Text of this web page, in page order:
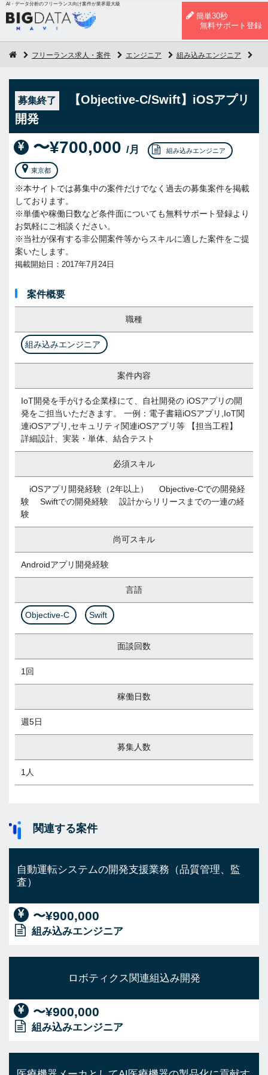
AI・データ分析のフリーランス向け案件が業界最大級
簡単30秒
無料サポート登録
フリーランス求人・案件 エンジニア 組み込みエンジニア
募集終了
【Objective-C/Swift】iOSアプリ
開発
〜¥700,000 /月 組み込みエンジニア
東京都
※本サイトでは募集中の案件だけでなく過去の募集案件を掲載
しております。
※単価や稼働日数など条件面についても無料サポート登録より
お気軽にご相談ください。
※当社が保有する非公開案件等からスキルに適した案件をご提
案いたします。
掲載開始日：2017年7月24日
案件概要
職種
組み込みエンジニア
案件内容
IoT開発を手がける企業様にて、自社開発の iOSアプリの開
発をご担当いただきます。 一例：電子書籍iOSアプリ,IoT関
連iOSアプリ,セキュリティ関連iOSアプリ等 【担当工程】
詳細設計、実装・単体、結合テスト
必須スキル
iOSアプリ開発経験（2年以上） Objective-Cでの開発経
験 Swiftでの開発経験 設計からリリースまでの一連の経
験
尚可スキル
Androidアプリ開発経験
言語
Objective-C Swift
面談回数
1回
稼働日数
週5日
募集人数
1人
関連する案件
自動運転システムの開発支援業務（品質管理、監
査）
〜¥900,000
組み込みエンジニア
ロボティクス関連組込み開発
〜¥900,000
組み込みエンジニア